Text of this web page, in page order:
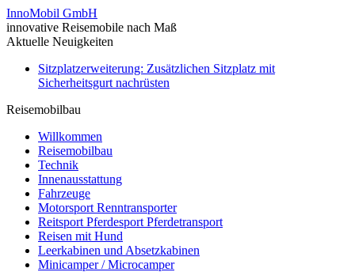
InnoMobil GmbH
innovative Reisemobile nach Maß
Aktuelle Neuigkeiten
Sitzplatzerweiterung: Zusätzlichen Sitzplatz mit
Sicherheitsgurt nachrüsten
Reisemobilbau
Willkommen
Reisemobilbau
Technik
Innenausstattung
Fahrzeuge
Motorsport Renntransporter
Reitsport Pferdesport Pferdetransport
Reisen mit Hund
Leerkabinen und Absetzkabinen
Minicamper / Microcamper